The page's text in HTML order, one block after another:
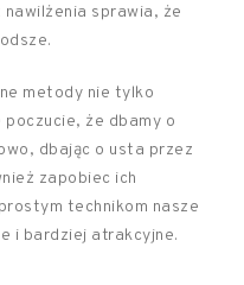
sprawia, że
metody nie tylko
że dbamy o
dbając o usta przez
zapobiec ich
technikom nasze
i bardziej atrakcyjne.